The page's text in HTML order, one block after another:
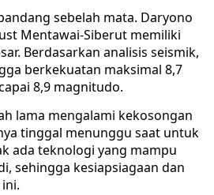
sebelah mata. Daryono
Mentawai-Siberut memiliki
Berdasarkan analisis seismik,
berkekuatan maksimal 8,7
8,9 magnitudo.
lama mengalami kekosongan
tinggal menunggu saat untuk
ada teknologi yang mampu
sehingga kesiapsiagaan dan